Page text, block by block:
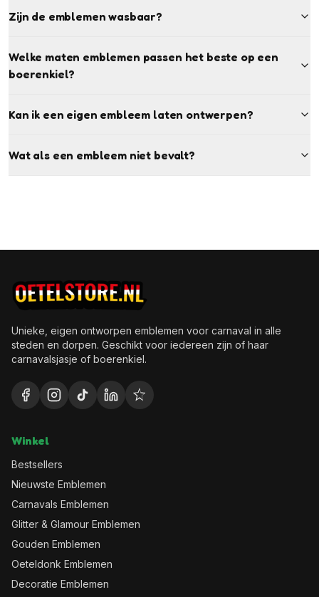
Zijn de emblemen wasbaar?
Welke maten emblemen passen het beste op een
boerenkiel?
Kan ik een eigen embleem laten ontwerpen?
Wat als een embleem niet bevalt?
Unieke, eigen ontworpen emblemen voor carnaval in alle
steden en dorpen. Geschikt voor iedereen zijn of haar
carnavalsjasje of boerenkiel.
Winkel
Bestsellers
Nieuwste Emblemen
Carnavals Emblemen
Glitter & Glamour Emblemen
Gouden Emblemen
Oeteldonk Emblemen
Decoratie Emblemen